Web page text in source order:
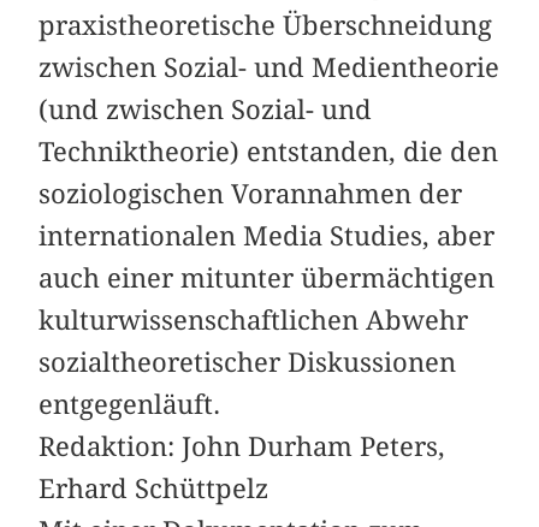
praxistheoretische Überschneidung
zwischen Sozial- und Medientheorie
(und zwischen Sozial- und
Techniktheorie) entstanden, die den
soziologischen Vorannahmen der
internationalen Media Studies, aber
auch einer mitunter übermächtigen
kulturwissenschaftlichen Abwehr
sozialtheoretischer Diskussionen
entgegenläuft.
Redaktion: John Durham Peters,
Erhard Schüttpelz